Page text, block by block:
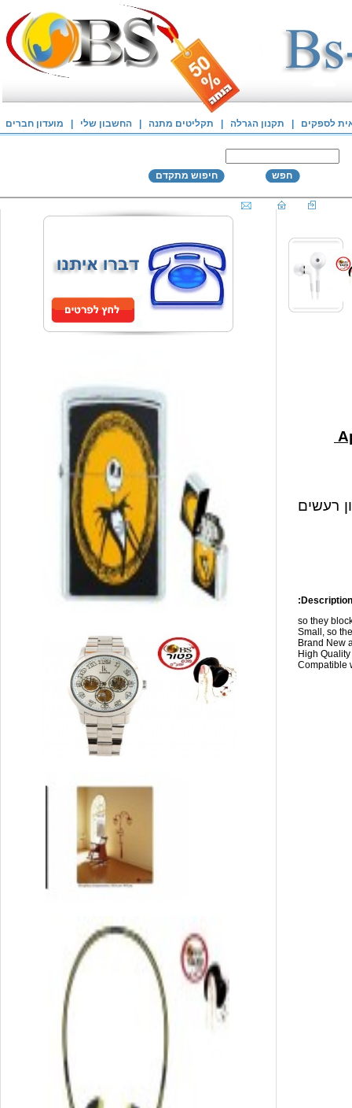
לספקים תקנון הגרלה תקליטים מתנה החשבון שלי מועדון חברים
חפש חיפוש מתקדם
רעשים
so they
Small, so
Brand New
High
Compatible